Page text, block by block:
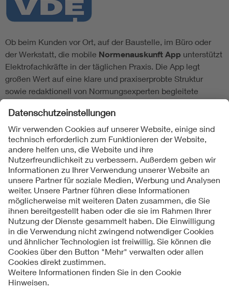
Ob beim Kunden vor Ort, auf der Baustelle, im Büro oder
der Werkstatt, die mobile Normenauskunft App unterstützt
Elektrofachkräfte in der täglichen Praxis. Die App legt
großen Wert auf eine klare und praxiserprobte Struktur
sowie redaktionell von Normungsexperten begleitete
Wohnungen, Gewerbe und Industrie verzweigt die App
benutzerfreundlich auf typische Themengebiete, in denen
sich der praktisch tätige Anwender sofort wiederfindet.
Laden Sie die Normenbibliotheks-App im App-Store von
iTunesoder in Google-Playherunter.
Follow us